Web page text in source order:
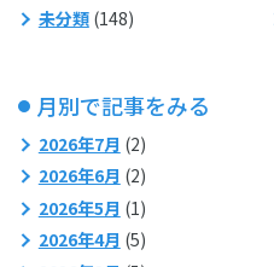
未分類(148)
月別で記事をみる
2026年7月 (2)
2026年6月 (2)
2026年5月 (1)
2026年4月 (5)